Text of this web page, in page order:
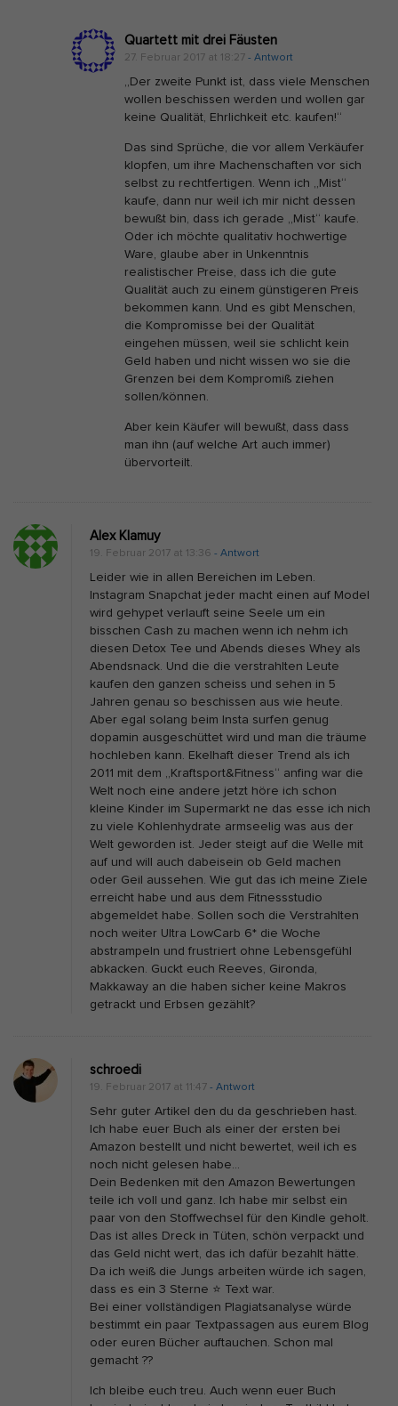
o
n
Quartett mit drei Fäusten
27. Februar 2017 at 18:27 - Antwort
„Der zweite Punkt ist, dass viele Menschen
wollen beschissen werden und wollen gar
keine Qualität, Ehrlichkeit etc. kaufen!“
Das sind Sprüche, die vor allem Verkäufer
klopfen, um ihre Machenschaften vor sich
selbst zu rechtfertigen. Wenn ich „Mist“
kaufe, dann nur weil ich mir nicht dessen
bewußt bin, dass ich gerade „Mist“ kaufe.
Oder ich möchte qualitativ hochwertige
Ware, glaube aber in Unkenntnis
realistischer Preise, dass ich die gute
Qualität auch zu einem günstigeren Preis
bekommen kann. Und es gibt Menschen,
die Kompromisse bei der Qualität
eingehen müssen, weil sie schlicht kein
Geld haben und nicht wissen wo sie die
Grenzen bei dem Kompromiß ziehen
sollen/können.
Aber kein Käufer will bewußt, dass dass
man ihn (auf welche Art auch immer)
übervorteilt.
Alex Klamuy
19. Februar 2017 at 13:36 - Antwort
Leider wie in allen Bereichen im Leben.
Instagram Snapchat jeder macht einen auf Model
wird gehypet verlauft seine Seele um ein
bisschen Cash zu machen wenn ich nehm ich
diesen Detox Tee und Abends dieses Whey als
Abendsnack. Und die die verstrahlten Leute
kaufen den ganzen scheiss und sehen in 5
Jahren genau so beschissen aus wie heute.
Aber egal solang beim Insta surfen genug
dopamin ausgeschüttet wird und man die träume
hochleben kann. Ekelhaft dieser Trend als ich
2011 mit dem „Kraftsport&Fitness“ anfing war die
Welt noch eine andere jetzt höre ich schon
kleine Kinder im Supermarkt ne das esse ich nich
zu viele Kohlenhydrate armseelig was aus der
Welt geworden ist. Jeder steigt auf die Welle mit
auf und will auch dabeisein ob Geld machen
oder Geil aussehen. Wie gut das ich meine Ziele
erreicht habe und aus dem Fitnessstudio
abgemeldet habe. Sollen soch die Verstrahlten
noch weiter Ultra LowCarb 6* die Woche
abstrampeln und frustriert ohne Lebensgefühl
abkacken. Guckt euch Reeves, Gironda,
Makkaway an die haben sicher keine Makros
getrackt und Erbsen gezählt?
schroedi
19. Februar 2017 at 11:47 - Antwort
Sehr guter Artikel den du da geschrieben hast.
Ich habe euer Buch als einer der ersten bei
Amazon bestellt und nicht bewertet, weil ich es
noch nicht gelesen habe…
Dein Bedenken mit den Amazon Bewertungen
teile ich voll und ganz. Ich habe mir selbst ein
paar von den Stoffwechsel für den Kindle geholt.
Das ist alles Dreck in Tüten, schön verpackt und
das Geld nicht wert, das ich dafür bezahlt hätte.
Da ich weiß die Jungs arbeiten würde ich sagen,
dass es ein 3 Sterne ⭐️ Text war.
Bei einer vollständigen Plagiatsanalyse würde
bestimmt ein paar Textpassagen aus eurem Blog
oder euren Bücher auftauchen. Schon mal
gemacht ??
Ich bleibe euch treu. Auch wenn euer Buch